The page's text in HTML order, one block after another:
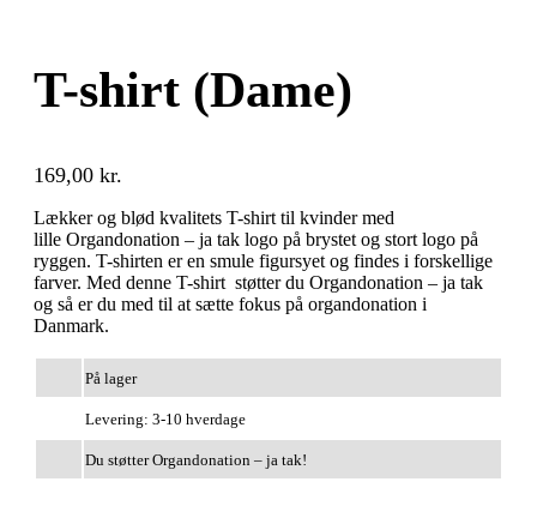
T-shirt (Dame)
169,00 kr.
Lækker og blød kvalitets T-shirt til kvinder med
lille Organdonation – ja tak logo på brystet og stort logo på
ryggen. T-shirten er en smule figursyet og findes i forskellige
farver. Med denne T-shirt støtter du Organdonation – ja tak
og så er du med til at sætte fokus på organdonation i
Danmark.
På lager
Levering: 3-10 hverdage
Du støtter Organdonation – ja tak!